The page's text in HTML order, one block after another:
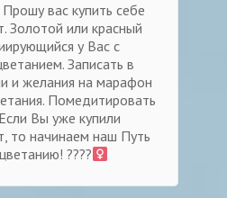
вас купить себе
Золотой или красный
у Вас с
Записать в
и желания на марафон
Помедитировать
Вы уже купили
то начинаем наш Путь
????‍